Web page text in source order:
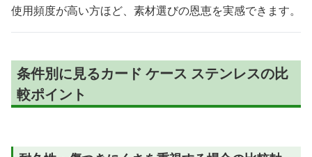
使用頻度が高い方ほど、素材選びの恩恵を実感できます。
条件別に見るカード ケース ステンレスの比
較ポイント